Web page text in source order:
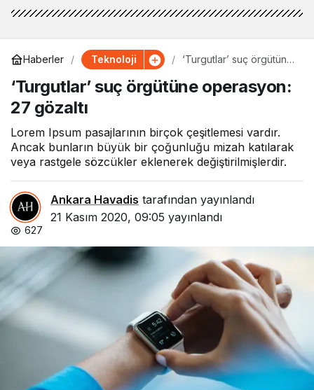
Haberler Teknoloji
‘Turgutlar’ suç örgütüne
‘Turgutlar’ suç örgütüne operasyon:
27 gözaltı
Lorem Ipsum pasajlarının birçok çeşitlemesi vardır.
Ancak bunların büyük bir çoğunluğu mizah katılarak
veya rastgele sözcükler eklenerek değiştirilmişlerdir.
Ankara Havadis tarafından yayınlandı
21 Kasım 2020, 09:05 yayınlandı
627